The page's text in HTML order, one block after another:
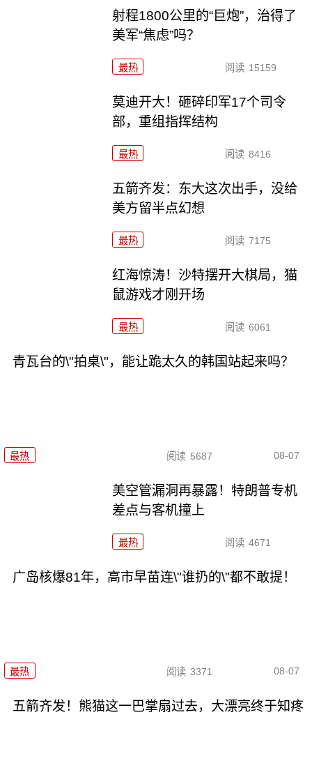
射程1800公里的“巨炮”，治得了
美军“焦虑”吗？
最热 阅读 15159
莫迪开大！砸碎印军17个司令
部，重组指挥结构
最热 阅读 8416
五箭齐发：东大这次出手，没给
美方留半点幻想
最热 阅读 7175
红海惊涛！沙特摆开大棋局，猫
鼠游戏才刚开场
最热 阅读 6061
青瓦台的\"拍桌\"，能让跪太久的韩国站起来吗？
最热 阅读 5687 08-07
美空管漏洞再暴露！特朗普专机
差点与客机撞上
最热 阅读 4671
广岛核爆81年，高市早苗连\"谁扔的\"都不敢提！
最热 阅读 3371 08-07
五箭齐发！熊猫这一巴掌扇过去，大漂亮终于知疼